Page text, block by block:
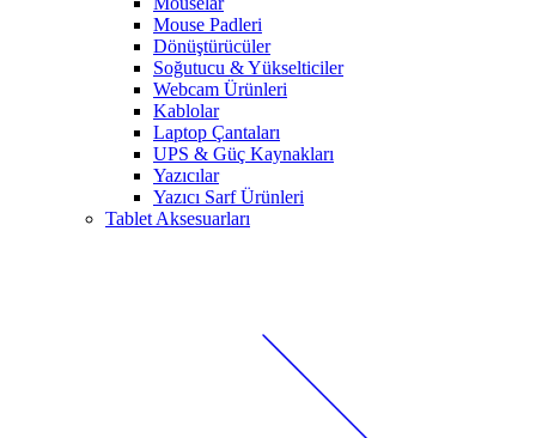
Mouse Padleri
Dönüştürücüler
Soğutucu & Yükselticiler
Webcam Ürünleri
Kablolar
Laptop Çantaları
UPS & Güç Kaynakları
Yazıcılar
Yazıcı Sarf Ürünleri
Tablet Aksesuarları